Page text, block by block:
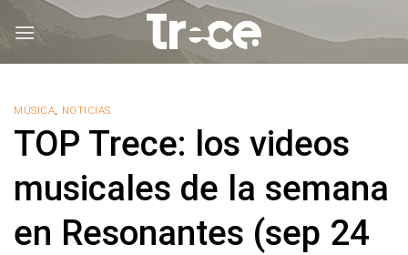
MÚSICA, NOTICIAS
TOP Trece: los videos
musicales de la semana
en Resonantes (sep 24